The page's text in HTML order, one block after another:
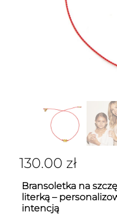
130.00 zł
Bransoletka na
literką –
intencją